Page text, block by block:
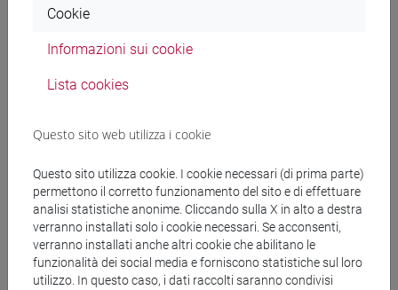
Ricerca insegnamenti
Ricerca pubblicazioni
Ricerca risorse bibliografiche
Cookie
Informazioni sui cookie
Lista cookies
Questo sito web utilizza i cookie
Questo sito utilizza cookie. I cookie necessari (di prima parte)
permettono il corretto funzionamento del sito e di effettuare
analisi statistiche anonime. Cliccando sulla X in alto a destra
verranno installati solo i cookie necessari. Se acconsenti,
verranno installati anche altri cookie che abilitano le
funzionalità dei social media e forniscono statistiche sul loro
utilizzo. In questo caso, i dati raccolti saranno condivisi